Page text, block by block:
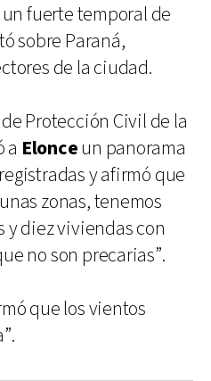
fuerte temporal de
sobre Paraná,
de la ciudad.
Protección Civil de la
a Elonceun panorama
y afirmó que
zonas, tenemos
y diez viviendas con
no son precarias”.
que los vientos